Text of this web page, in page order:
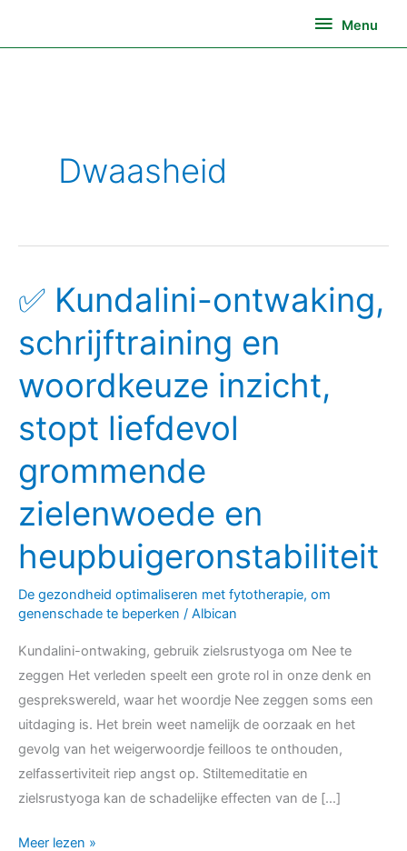
Menu
Menu
Dwaasheid
✅ Kundalini-ontwaking,
schrijftraining en
woordkeuze inzicht,
stopt liefdevol
grommende
zielenwoede en
heupbuigeronstabiliteit
De gezondheid optimaliseren met fytotherapie, om
genenschade te beperken / Albican
Kundalini-ontwaking, gebruik zielsrustyoga om Nee te
zeggen Het verleden speelt een grote rol in onze denk en
gesprekswereld, waar het woordje Nee zeggen soms een
uitdaging is. Het brein weet namelijk de oorzaak en het
gevolg van het weigerwoordje feilloos te onthouden,
zelfassertiviteit riep angst op. Stiltemeditatie en
zielsrustyoga kan de schadelijke effecten van de […]
Kundalini-
ontwaking,
schrijftraining
en
inzicht,
stopt
liefdevol
grommende
en
Meer lezen »